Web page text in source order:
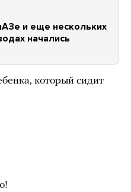
и еще нескольких
начались
который сидит